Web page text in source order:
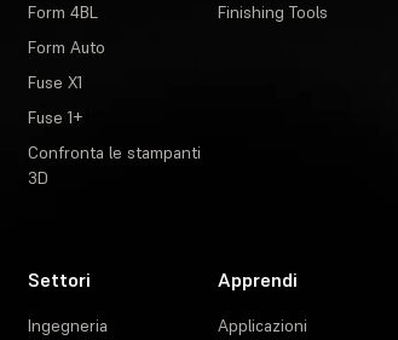
Form 4BL
Form Auto
Fuse X1
Fuse 1+
Confronta le stampanti
3D
Finishing Tools
Settori
Ingegneria
Apprendi
Applicazioni